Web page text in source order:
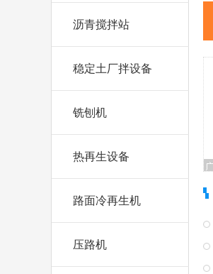
沥青搅拌站
稳定土厂拌设备
铣刨机
热再生设备
路面冷再生机
压路机